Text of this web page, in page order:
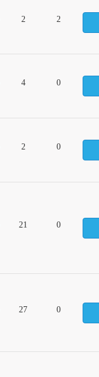
2 2
4 0
2 0
21 0
27 0